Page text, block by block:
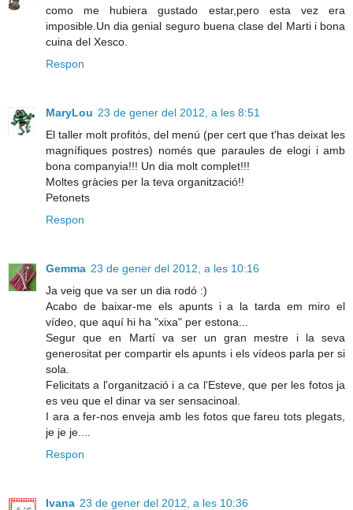
como me hubiera gustado estar,pero esta vez era
imposible.Un dia genial seguro buena clase del Marti i bona
cuina del Xesco.
Respon
MaryLou 23 de gener del 2012, a les 8:51
El taller molt profitós, del menú (per cert que t'has deixat les
magnífiques postres) només que paraules de elogi i amb
bona companyia!!! Un dia molt complet!!!
Moltes gràcies per la teva organització!!
Petonets
Respon
Gemma 23 de gener del 2012, a les 10:16
Ja veig que va ser un dia rodó :)
Acabo de baixar-me els apunts i a la tarda em miro el
vídeo, que aquí hi ha "xixa" per estona...
Segur que en Martí va ser un gran mestre i la seva
generositat per compartir els apunts i els vídeos parla per si
sola.
Felicitats a l'organització i a ca l'Esteve, que per les fotos ja
es veu que el dinar va ser sensacinoal.
I ara a fer-nos enveja amb les fotos que fareu tots plegats,
je je je....
Respon
Ivana 23 de gener del 2012, a les 10:36